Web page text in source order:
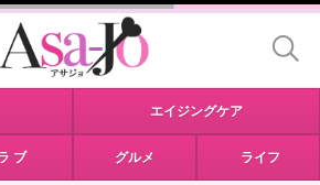
エイジングケア
ブ グルメ ライフ